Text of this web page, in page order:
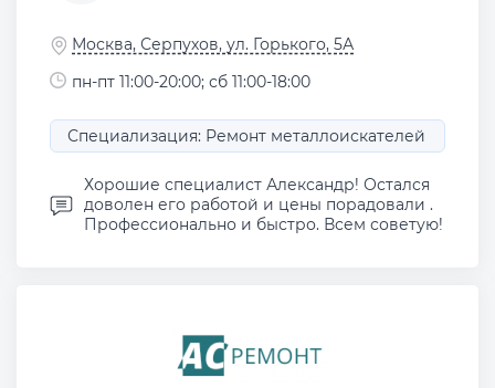
Москва, Серпухов, ул. Горького, 5А
пн-пт 11:00-20:00; сб 11:00-18:00
Специализация: Ремонт металлоискателей
Хорошие специалист Александр! Остался
доволен его работой и цены порадовали .
Профессионально и быстро. Всем советую!